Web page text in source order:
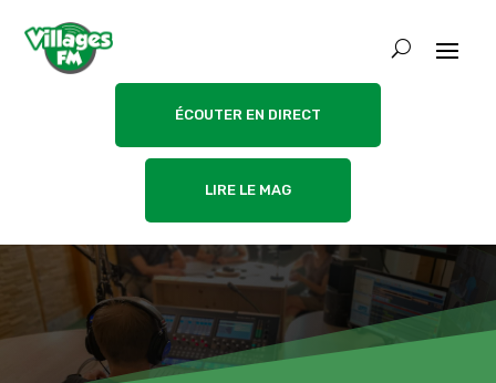
ÉCOUTER EN DIRECT
LIRE LE MAG